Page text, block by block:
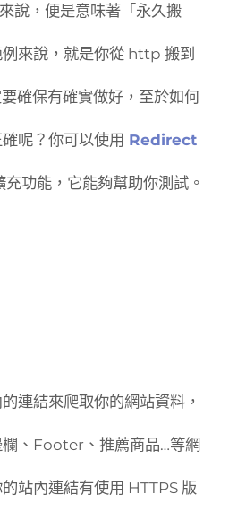
說，便是意味著「永久搬
來說，就是你從 http 搬到
要確保有確實做好，至於如何
呢？你可以使用 Redirect
功能，它能夠幫助你測試。
連結來爬取你的網站資料，
、Footer、推薦商品…等網
站內連結有使用 HTTPS 版